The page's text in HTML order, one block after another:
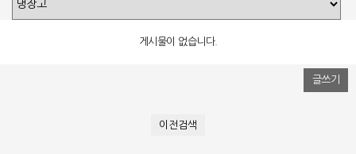
게시물이 없습니다.
글쓰기
이전검색